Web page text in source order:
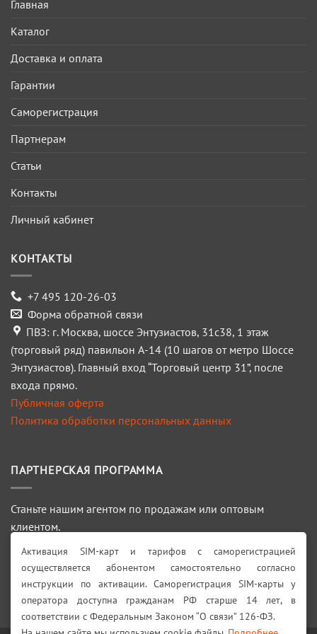
Главная
Каталог
Доставка и оплата
Гарантии
Саморегистрация
Партнерам
Статьи
Контакты
Личный кабинет
КОНТАКТЫ
+7 495 120-26-03
Форма обратной связи
ПВЗ: г. Москва, шоссе Энтузиастов, 31с38, 1 этаж
(торговый ряд) павильон А-14 (10 шагов от метро Шоссе
Энтузиастов). Главный вход “Торговый центр 31”, после
входа прямо.
Публичная оферта
Политика обработки персональных данных
ПАРТНЕРСКАЯ ПРОГРАММА
Станьте нашим агентом по продажам или оптовым
клиентом.
ПОДРОБНЕЕ >>>
Искать:
Активация SIM-карт и тарифов с саморегистрацией
осуществляется абонентом самостоятельно согласно
инструкции по активации. Саморегистрация SIM-карты у
оператора доступна гражданам РФ старше 14 лет, в
соответствии с Федеральным Законом “О связи” 126-ФЗ.